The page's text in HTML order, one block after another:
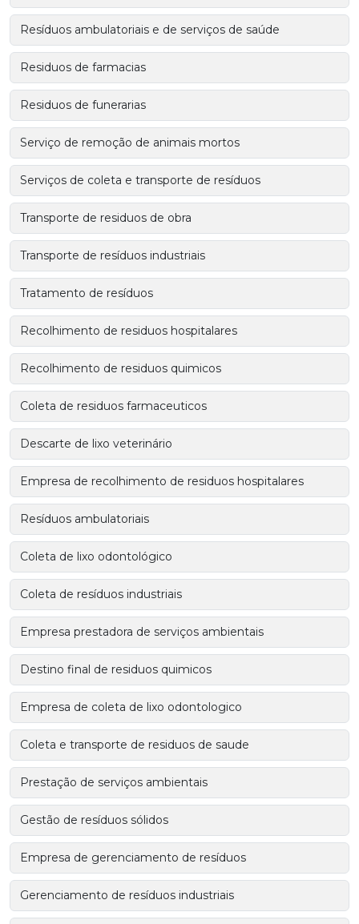
Resíduos ambulatoriais e de serviços de saúde
Residuos de farmacias
Residuos de funerarias
Serviço de remoção de animais mortos
Serviços de coleta e transporte de resíduos
Transporte de residuos de obra
Transporte de resíduos industriais
Tratamento de resíduos
Recolhimento de residuos hospitalares
Recolhimento de residuos quimicos
Coleta de residuos farmaceuticos
Descarte de lixo veterinário
Empresa de recolhimento de residuos hospitalares
Resíduos ambulatoriais
Coleta de lixo odontológico
Coleta de resíduos industriais
Empresa prestadora de serviços ambientais
Destino final de residuos quimicos
Empresa de coleta de lixo odontologico
Coleta e transporte de residuos de saude
Prestação de serviços ambientais
Gestão de resíduos sólidos
Empresa de gerenciamento de resíduos
Gerenciamento de resíduos industriais